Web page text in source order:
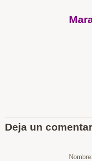
Deja un